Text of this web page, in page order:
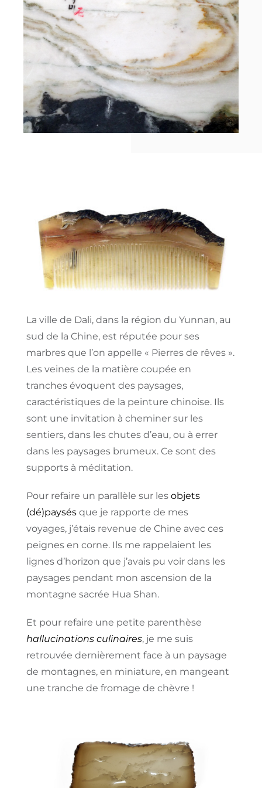
TEDx
La ville de Dali, dans la région du Yunnan, au
sud de la Chine, est réputée pour ses
marbres que l’on appelle « Pierres de rêves ».
Les veines de la matière coupée en
tranches évoquent des paysages,
caractéristiques de la peinture chinoise. Ils
sont une invitation à cheminer sur les
sentiers, dans les chutes d’eau, ou à errer
dans les paysages brumeux. Ce sont des
supports à méditation.
Pour refaire un parallèle sur les objets
(dé)paysésque je rapporte de mes
voyages, j’étais revenue de Chine avec ces
peignes en corne. Ils me rappelaient les
lignes d’horizon que j’avais pu voir dans les
paysages pendant mon ascension de la
montagne sacrée Hua Shan.
Et pour refaire une petite parenthèse
hallucinations culinaires, je me suis
retrouvée dernièrement face à un paysage
de montagnes, en miniature, en mangeant
une tranche de fromage de chèvre !